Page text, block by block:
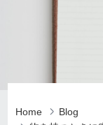
Home
Blog